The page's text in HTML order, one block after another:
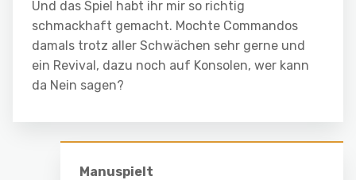
Und das Spiel habt ihr mir so richtig
schmackhaft gemacht. Mochte Commandos
damals trotz aller Schwächen sehr gerne und
ein Revival, dazu noch auf Konsolen, wer kann
da Nein sagen?
Manuspielt